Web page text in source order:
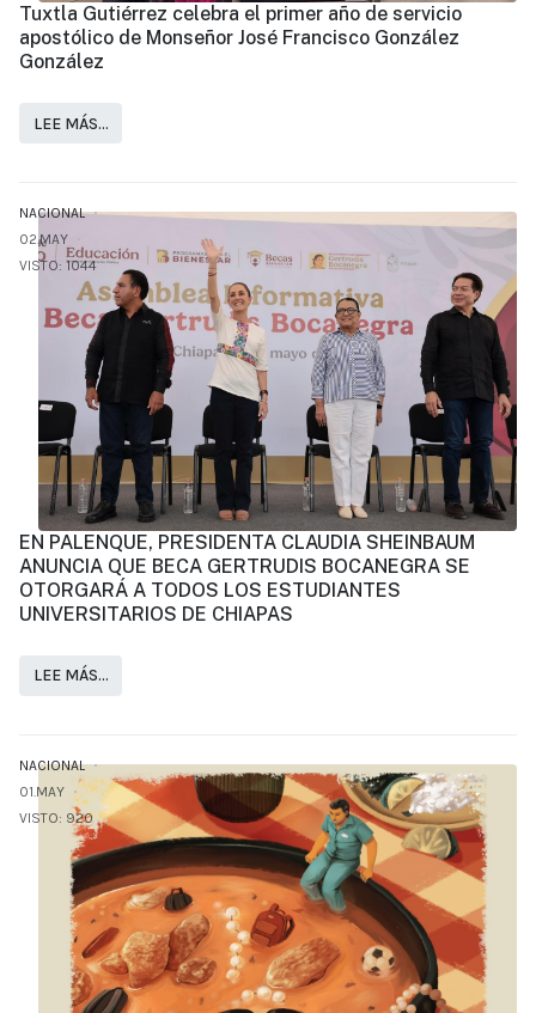
Tuxtla Gutiérrez celebra el primer año de servicio
apostólico de Monseñor José Francisco González
González
LEE MÁS…
NACIONAL
02.MAY
VISTO: 1044
EN PALENQUE, PRESIDENTA CLAUDIA SHEINBAUM
ANUNCIA QUE BECA GERTRUDIS BOCANEGRA SE
OTORGARÁ A TODOS LOS ESTUDIANTES
UNIVERSITARIOS DE CHIAPAS
LEE MÁS…
NACIONAL
01.MAY
VISTO: 920